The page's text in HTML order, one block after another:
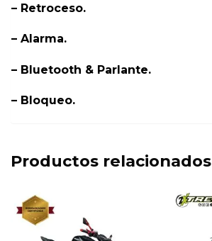
– Retroceso.
– Alarma.
– Bluetooth & Parlante.
– Bloqueo.
Productos relacionados